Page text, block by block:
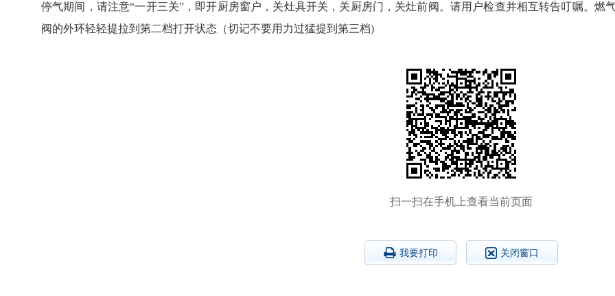
停气期间，请注意“一开三关”，即开厨房窗户，关灶具开关，关厨房门，关灶前阀。请用户检查并相互转告叮嘱。燃
阀的外环轻轻提拉到第二档打开状态（切记不要用力过猛提到第三档)
扫一扫在手机上查看当前页面
我要打印 关闭窗口